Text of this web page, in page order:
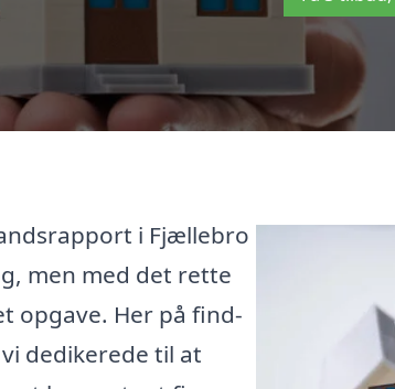
i Fjællebro
men med det rette
opgave. Her på find-
dedikerede til at